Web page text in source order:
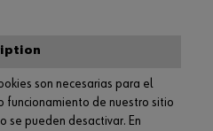
son necesarias para el
funcionamiento de nuestro sitio
se pueden desactivar. En